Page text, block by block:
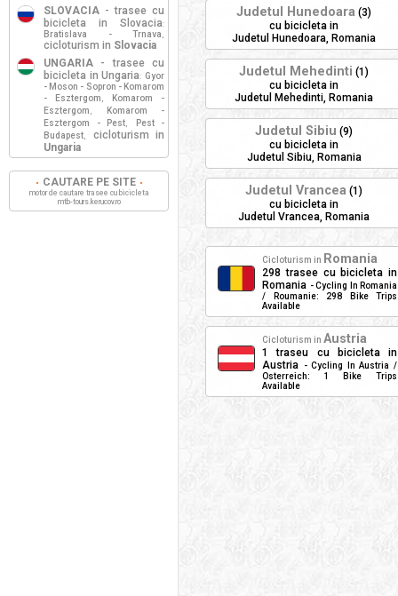
Judetul Hunedoara (3)
cu bicicleta in
Judetul Hunedoara, Romania
Judetul Mehedinti (1)
cu bicicleta in
Judetul Mehedinti, Romania
Judetul Sibiu (9)
cu bicicleta in
Judetul Sibiu, Romania
Judetul Vrancea (1)
cu bicicleta in
Judetul Vrancea, Romania
Cicloturism in Romania
298 trasee cu bicicleta in
Romania - Cycling In Romania
/ Roumanie: 298 Bike Trips
Available
Cicloturism in Austria
1 traseu cu bicicleta in
Austria
- Cycling In Austria /
Osterreich: 1 Bike Trips
Available
SLOVACIA - trasee cu
bicicleta in Slovacia:
Bratislava - Trnava ,
cicloturism in Slovacia
UNGARIA - trasee cu
bicicleta in Ungaria: Gyor
- Moson - Sopron - Komarom
- Esztergom ,
Komarom -
Esztergom ,
Komarom -
Esztergom - Pest,
Pest -
Budapest,
cicloturism in
Ungaria
CAUTARE PE SITE
motor de cautare trasee cu bicicleta
mtb-tours.kerucov.ro